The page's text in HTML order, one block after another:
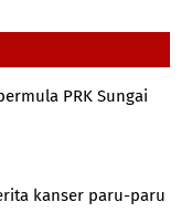
PRK Sungai
kanser paru-paru